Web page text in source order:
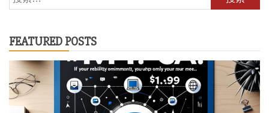
索：
FEATURED POSTS